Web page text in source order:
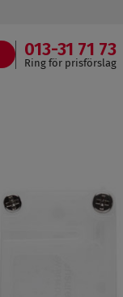
013-31 71 73
Ring för prisförslag